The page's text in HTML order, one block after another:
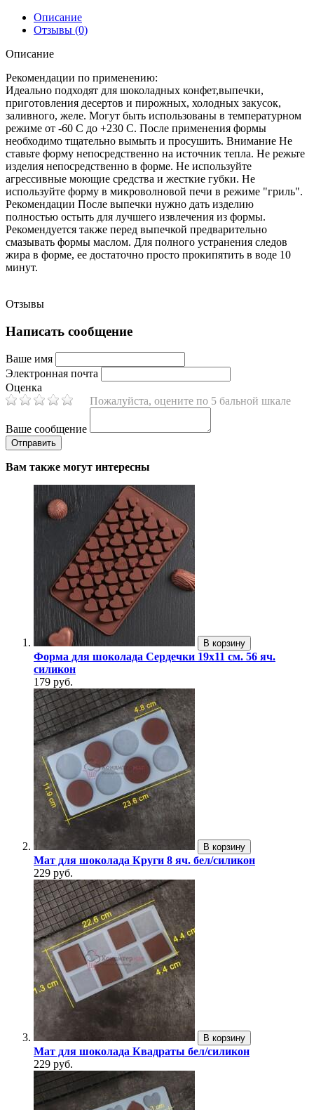
Описание
Отзывы (0)
Описание
Рекомендации по применению:
Идеально подходят для шоколадных конфет,выпечки,
приготовления десертов и пирожных, холодных закусок,
заливного, желе. Могут быть использованы в температурном
режиме от -60 С до +230 С. После применения формы
необходимо тщательно вымыть и просушить. Внимание Не
ставьте форму непосредственно на источник тепла. Не режьте
изделия непосредственно в форме. Не используйте
агрессивные моющие средства и жесткие губки. Не
используйте форму в микроволновой печи в режиме "гриль".
Рекомендации После выпечки нужно дать изделию
полностью остыть для лучшего извлечения из формы.
Рекомендуется также перед выпечкой предварительно
смазывать формы маслом. Для полного устранения следов
жира в форме, ее достаточно просто прокипятить в воде 10
минут.
Отзывы
Написать сообщение
Ваше имя
Электронная почта
Оценка
Пожалуйста, оцените по 5 бальной шкале
Ваше сообщение
Вам также могут интересны
В корзину
Форма для шоколада Сердечки 19х11 см. 56 яч.
силикон
179 руб.
В корзину
Мат для шоколада Круги 8 яч. бел/силикон
229 руб.
В корзину
Мат для шоколада Квадраты бел/силикон
229 руб.